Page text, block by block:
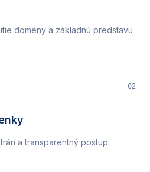
domény a základnú predstavu
02
a transparentný postup